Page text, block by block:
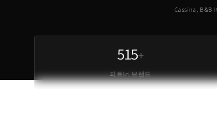
Cassina, B&B
515+
파트너 브랜드